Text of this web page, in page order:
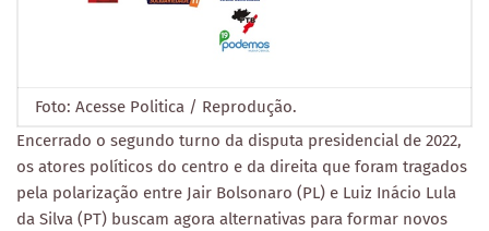
Foto: Acesse Politica / Reprodução.
Encerrado o segundo turno da disputa presidencial de 2022,
os atores políticos do centro e da direita que foram tragados
pela polarização entre Jair Bolsonaro (PL) e Luiz Inácio Lula
da Silva (PT) buscam agora alternativas para formar novos